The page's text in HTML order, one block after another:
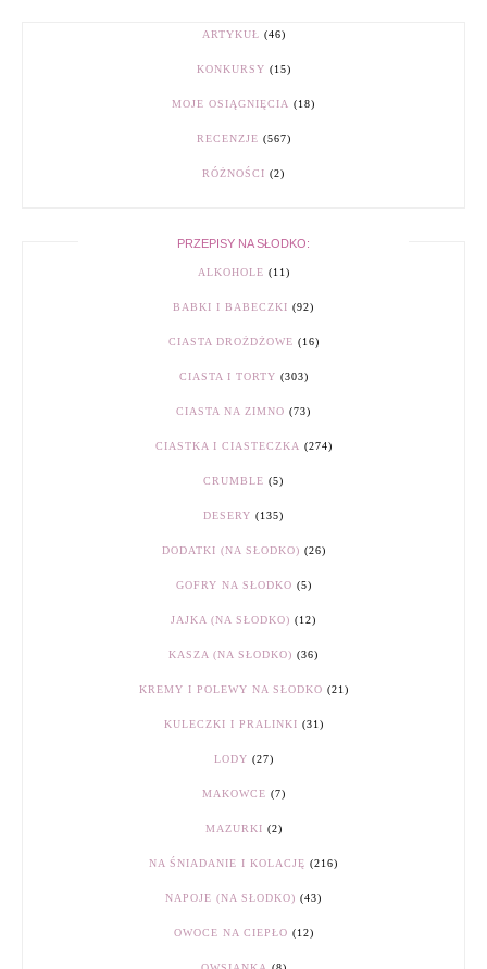
ARTYKUŁ (46)
KONKURSY (15)
MOJE OSIĄGNIĘCIA (18)
RECENZJE (567)
RÓŻNOŚCI (2)
PRZEPISY NA SŁODKO:
ALKOHOLE (11)
BABKI I BABECZKI (92)
CIASTA DROŻDŻOWE (16)
CIASTA I TORTY (303)
CIASTA NA ZIMNO (73)
CIASTKA I CIASTECZKA (274)
CRUMBLE (5)
DESERY (135)
DODATKI (NA SŁODKO) (26)
GOFRY NA SŁODKO (5)
JAJKA (NA SŁODKO) (12)
KASZA (NA SŁODKO) (36)
KREMY I POLEWY NA SŁODKO (21)
KULECZKI I PRALINKI (31)
LODY (27)
MAKOWCE (7)
MAZURKI (2)
NA ŚNIADANIE I KOLACJĘ (216)
NAPOJE (NA SŁODKO) (43)
OWOCE NA CIEPŁO (12)